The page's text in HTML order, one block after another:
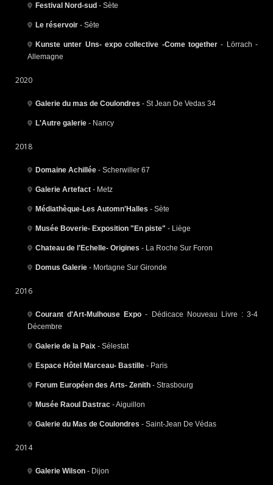
Festival Nord-sud - Sète
Le réservoir - Sète
Kunste unter Uns- expo collective -Come together - Lörrach -
Allemagne
2020
Galerie du mas de Coulondres - St Jean De Vedas 34
L'Autre galerie - Nancy
2018
Domaine Achillée - Scherwiller 67
Galerie Artefact - Metz
Médiathèque-Les Automn'Halles - Sète
Musée Boverie- Exposition "En piste" - Liège
Chateau de l'Echelle- Origines - La Roche Sur Foron
Domus Galerie - Mortagne Sur Gironde
2016
Courant d'Art-Mulhouse Expo- Dédicace Nouveau Livre : 3-4
Décembre
Galerie de la Paix - Sélestat
Espace Hôtel Marceau- Bastille - Paris
Forum Européen des Arts- Zenith - Strasbourg
Musée Raoul Dastrac - Aiguillon
Galerie du Mas de Coulondres - Saint-Jean De Védas
2014
Galerie Wilson - Dijon